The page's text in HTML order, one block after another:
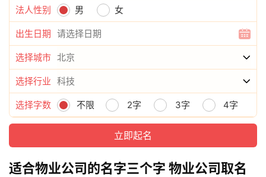
法人性别 男 女
出生日期
选择城市
选择行业
选择字数 不限 2字 3字 4字
适合物业公司的名字三个字 物业公司取名